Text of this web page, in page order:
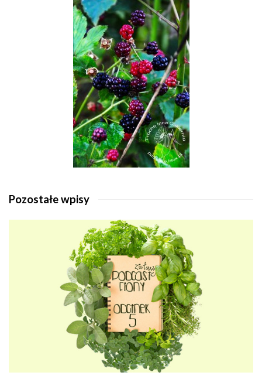
Pozostałe wpisy